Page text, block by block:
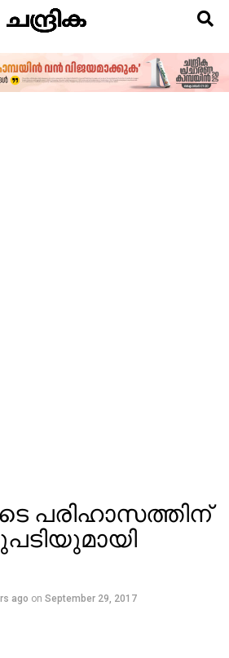
പരിഹാസത്തിന്
ago on September 29, 2017